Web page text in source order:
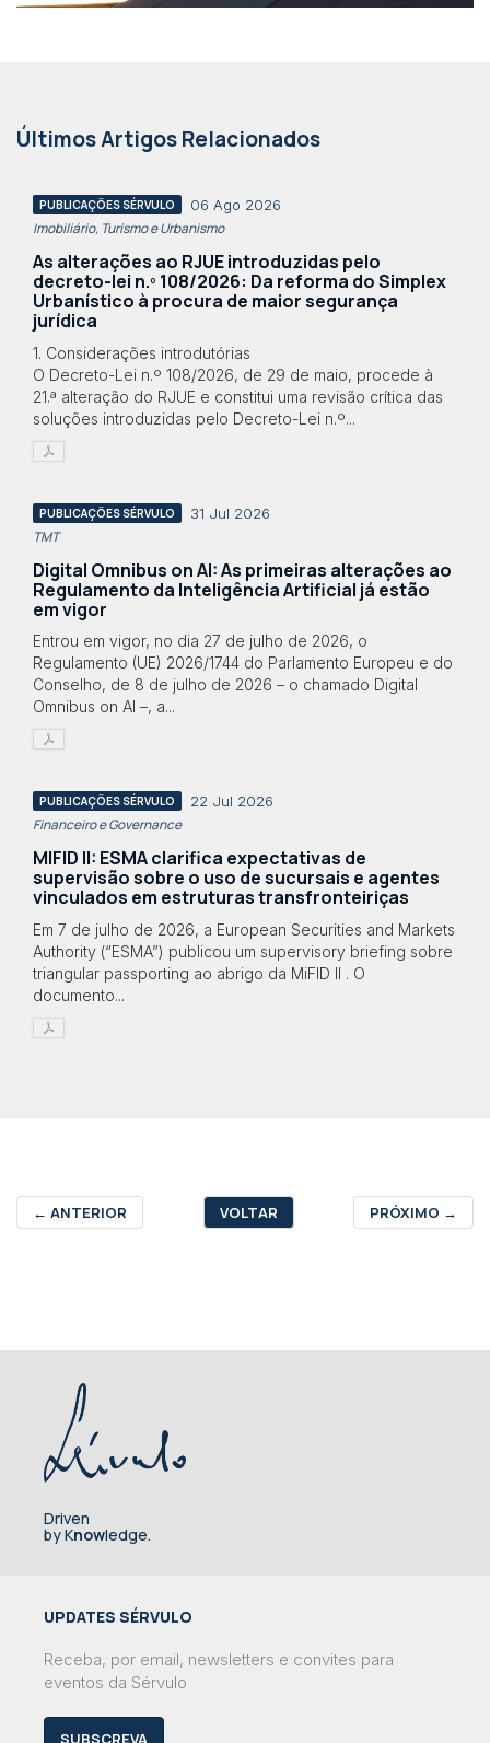
Últimos Artigos Relacionados
PUBLICAÇÕES SÉRVULO 06 Ago 2026
Imobiliário, Turismo e Urbanismo
As alterações ao RJUE introduzidas pelo
decreto-lei n.º 108/2026: Da reforma do Simplex
Urbanístico à procura de maior segurança
jurídica
1. Considerações introdutórias
O Decreto-Lei n.º 108/2026, de 29 de maio, procede à
21.ª alteração do RJUE e constitui uma revisão crítica das
soluções introduzidas pelo Decreto-Lei n.º...
PUBLICAÇÕES SÉRVULO 31 Jul 2026
TMT
Digital Omnibus on AI: As primeiras alterações ao
Regulamento da Inteligência Artificial já estão
em vigor
Entrou em vigor, no dia 27 de julho de 2026, o
Regulamento (UE) 2026/1744 do Parlamento Europeu e do
Conselho, de 8 de julho de 2026 – o chamado Digital
Omnibus on AI –, a...
PUBLICAÇÕES SÉRVULO 22 Jul 2026
Financeiro e Governance
MIFID II: ESMA clarifica expectativas de
supervisão sobre o uso de sucursais e agentes
vinculados em estruturas transfronteiriças
Em 7 de julho de 2026, a European Securities and Markets
Authority (“ESMA”) publicou um supervisory briefing sobre
triangular passporting ao abrigo da MiFID II . O
documento...
← ANTERIOR VOLTAR PRÓXIMO →
Driven
by Knowledge.
UPDATES SÉRVULO
Receba, por email, newsletters e convites para
eventos da Sérvulo
SUBSCREVA